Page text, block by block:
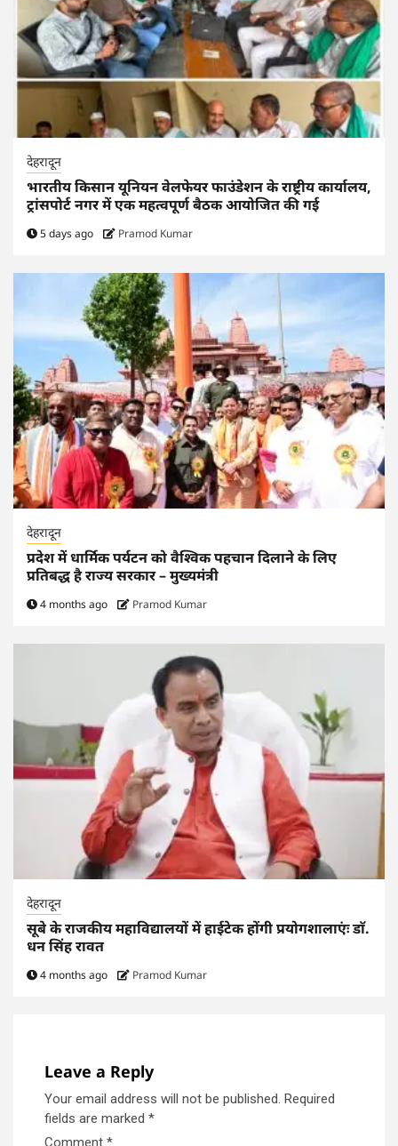
देहरादून
भारतीय किसान यूनियन वेलफेयर फाउंडेशन के राष्ट्रीय कार्यालय,
ट्रांसपोर्ट नगर में एक महत्वपूर्ण बैठक आयोजित की गई
5 days ago Pramod Kumar
देहरादून
प्रदेश में धार्मिक पर्यटन को वैश्विक पहचान दिलाने के लिए
प्रतिबद्ध है राज्य सरकार – मुख्यमंत्री
4 months ago Pramod Kumar
देहरादून
सूबे के राजकीय महाविद्यालयों में हाईटेक होंगी प्रयोगशालाएंः डाॅ.
धन सिंह रावत
4 months ago Pramod Kumar
Leave a Reply
Your email address will not be published. Required
fields are marked *
Comment *